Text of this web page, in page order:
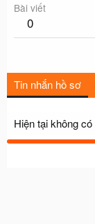
Bài viết
0
Tin nhắn hồ sơ
Hiện tại không